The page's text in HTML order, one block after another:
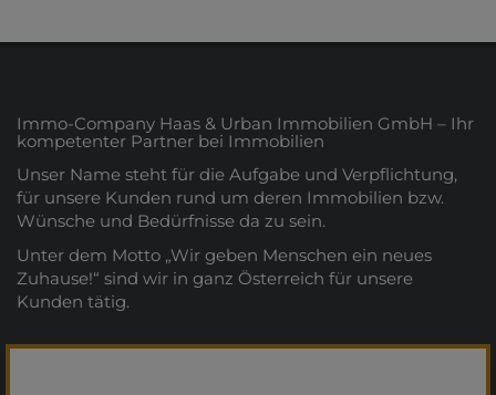
Immo-Company Haas & Urban Immobilien GmbH – Ihr
kompetenter Partner bei Immobilien
Unser Name steht für die Aufgabe und Verpflichtung,
für unsere Kunden rund um deren Immobilien bzw.
Wünsche und Bedürfnisse da zu sein.
Unter dem Motto „Wir geben Menschen ein neues
Zuhause!“ sind wir in ganz Österreich für unsere
Kunden tätig.